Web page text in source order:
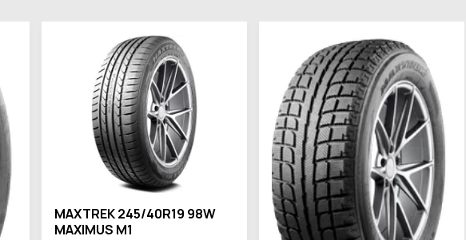
MAXTREK 245/40R19 98W
MAXIMUS M1